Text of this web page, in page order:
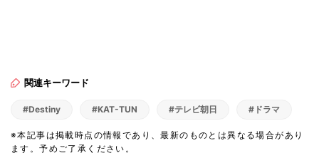
関連キーワード
#Destiny #KAT-TUN #テレビ朝日 #ドラマ
※本記事は掲載時点の情報であり、最新のものとは異なる場合があり
ます。予めご了承ください。